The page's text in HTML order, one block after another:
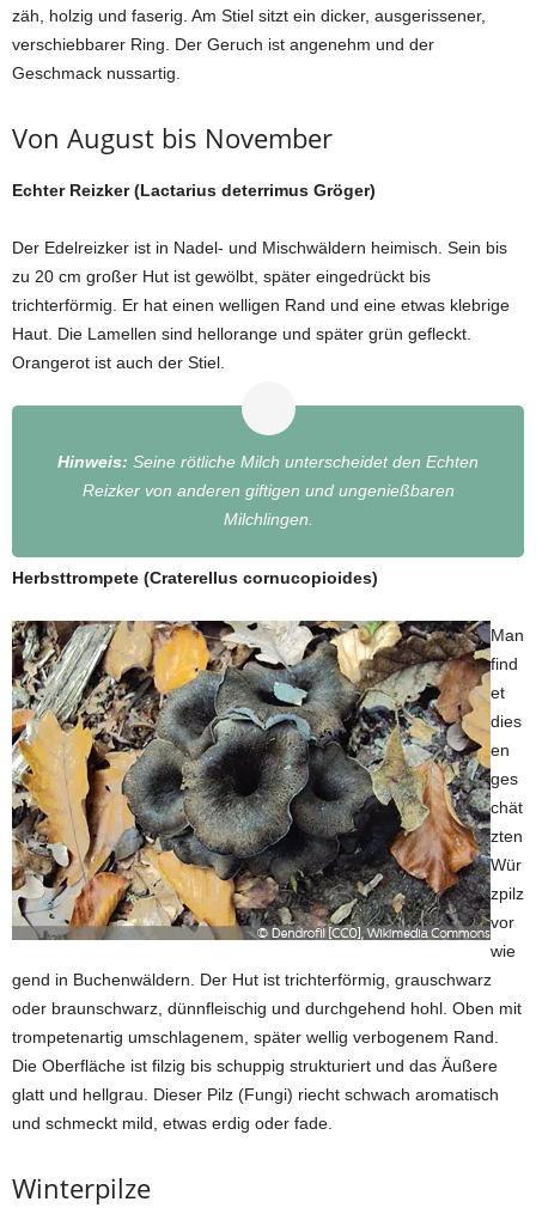
zäh, holzig und faserig. Am Stiel sitzt ein dicker, ausgerissener,
verschiebbarer Ring. Der Geruch ist angenehm und der
Geschmack nussartig.
Von August bis November
Echter Reizker (Lactarius deterrimus Gröger)
Der Edelreizker ist in Nadel- und Mischwäldern heimisch. Sein bis
zu 20 cm großer Hut ist gewölbt, später eingedrückt bis
trichterförmig. Er hat einen welligen Rand und eine etwas klebrige
Haut. Die Lamellen sind hellorange und später grün gefleckt.
Orangerot ist auch der Stiel.
Hinweis: Seine rötliche Milch unterscheidet den Echten
Reizker von anderen giftigen und ungenießbaren
Milchlingen.
Herbsttrompete (Craterellus cornucopioides)
Man
find
et
dies
en
ges
chät
zten
Wür
zpilz
vor
wie
gend in Buchenwäldern. Der Hut ist trichterförmig, grauschwarz
oder braunschwarz, dünnfleischig und durchgehend hohl. Oben mit
trompetenartig umschlagenem, später wellig verbogenem Rand.
Die Oberfläche ist filzig bis schuppig strukturiert und das Äußere
glatt und hellgrau. Dieser Pilz (Fungi) riecht schwach aromatisch
und schmeckt mild, etwas erdig oder fade.
Winterpilze